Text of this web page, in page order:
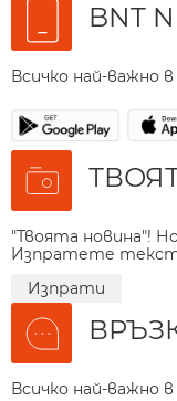
BNT
Всичко най-важно
"Твоята новина"!
Изпратете
Изпрати
Всичко най-важно